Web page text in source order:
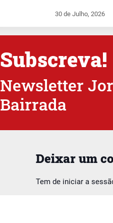
Deixar um
Tem de iniciar a
30 de Julho, 2026
Subscreva!
Newsletter
Bairrada